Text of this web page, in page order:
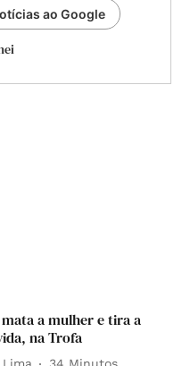
ao Google
a mulher e tira a
na Trofa